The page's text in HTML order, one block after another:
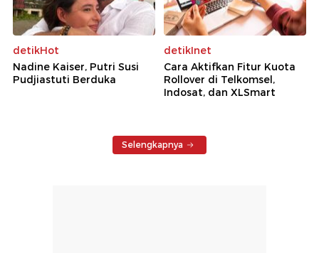
detikHot
Nadine Kaiser, Putri Susi
Pudjiastuti Berduka
detikInet
Cara Aktifkan Fitur Kuota
Rollover di Telkomsel,
Indosat, dan XLSmart
Selengkapnya